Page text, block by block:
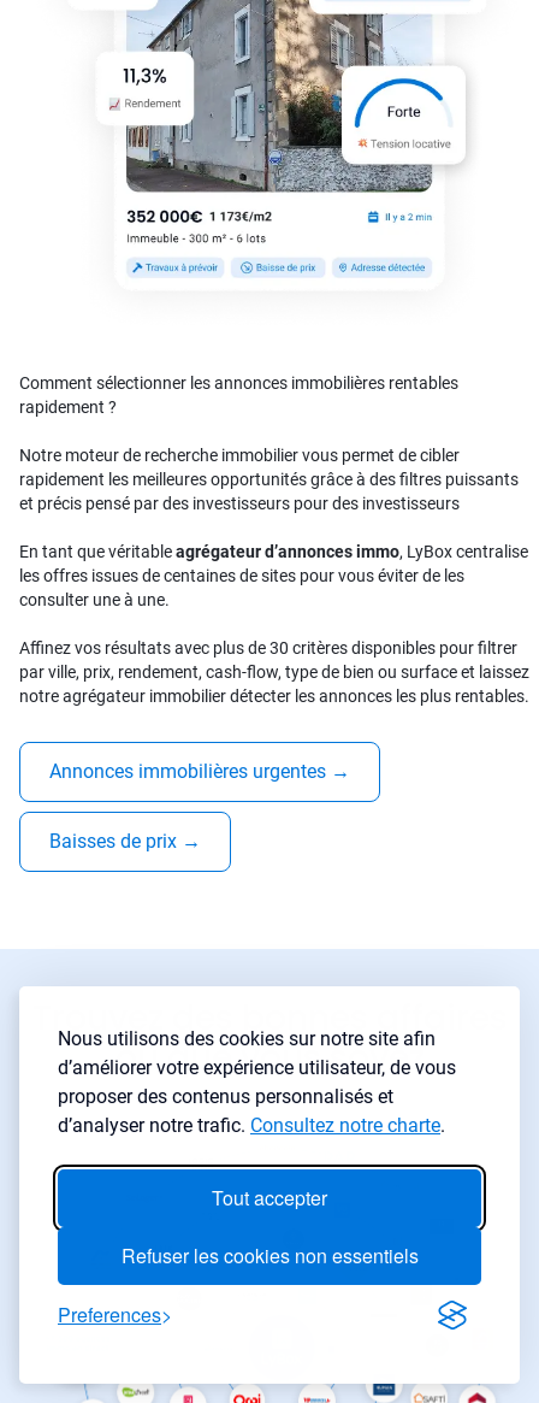
Nous utilisons des cookies sur notre site afin
d’améliorer votre expérience utilisateur, de vous
proposer des contenus personnalisés et
d’analyser notre trafic. Consultez notre charte.
Tout accepter
Refuser les cookies non essentiels
Preferences
Comment sélectionner les annonces immobilières rentables
rapidement ?
Notre moteur de recherche immobilier vous permet de cibler
rapidement les meilleures opportunités grâce à des filtres puissants
et précis pensé par des investisseurs pour des investisseurs
En tant que véritableagrégateur d’annonces immo, LyBox centralise
les offres issues de centaines de sites pour vous éviter de les
consulter une à une.
Affinez vos résultats avec plus de 30 critères disponibles pour filtrer
par ville, prix, rendement, cash-flow, type de bien ou surface et laissez
notre agrégateur immobilier détecter les annonces les plus rentables.
Annonces immobilières urgentes →
Baisses de prix →
Trouvez des bonnes affaires
où que vous soyez